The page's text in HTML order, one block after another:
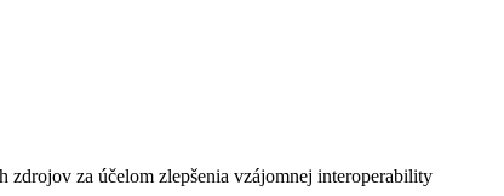
zdrojov za účelom zlepšenia vzájomnej interoperability